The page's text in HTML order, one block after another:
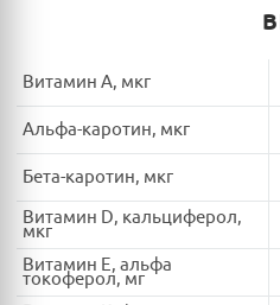
Витамин A, мкг
Альфа-каротин, мкг
Бета-каротин, мкг
Витамин D, кальциферол,
мкг
Витамин E, альфа
токоферол, мг